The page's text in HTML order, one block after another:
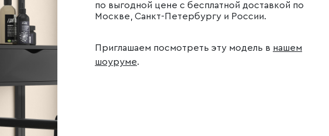
по выгодной цене с бесплатной доставкой по
Москве, Санкт-Петербургу и России.
Приглашаем посмотреть эту модель в нашем
шоуруме.